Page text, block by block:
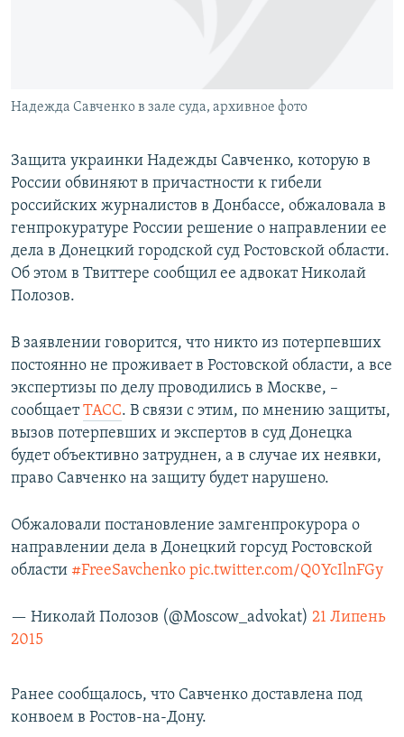
УКРАИНСКАЯ ПРОБЛЕМА КРЫМА
Надежда Савченко в зале суда, архивное фото
Защита украинки Надежды Савченко, которую в
России обвиняют в причастности к гибели
российских журналистов в Донбассе, обжаловала в
генпрокуратуре России решение о направлении ее
дела в Донецкий городской суд Ростовской области.
Об этом в Твиттере сообщил ее адвокат Николай
Полозов.
В заявлении говорится, что никто из потерпевших
постоянно не проживает в Ростовской области, а все
экспертизы по делу проводились в Москве, –
сообщаетТАСС. В связи с этим, по мнению защиты,
вызов потерпевших и экспертов в суд Донецка
будет объективно затруднен, а в случае их неявки,
право Савченко на защиту будет нарушено.
Обжаловали постановление замгенпрокурора о
направлении дела в Донецкий горсуд Ростовской
области #FreeSavchenko pic.twitter.com/Q0YcIlnFGy
— Николай Полозов (@Moscow_advokat) 21 Липень
2015
Ранее сообщалось, что Савченко доставлена под
конвоем в Ростов-на-Дону.